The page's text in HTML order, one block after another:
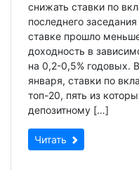
снижать ставки по
последнего
ставке прошло
доходность в
на 0,2-0,5% годовых.
января, ставки по
топ-20, пять из
депозитному […]
Читать